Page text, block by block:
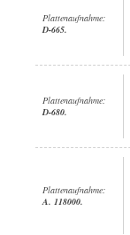
Plattenaufnahme:
D-665.
Plattenaufnahme:
D-680.
Plattenaufnahme:
A. 118000.